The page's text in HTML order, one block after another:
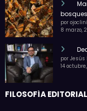
por
8 marzo,
por Jesús
14
FILOSOFÍA EDITORIAL